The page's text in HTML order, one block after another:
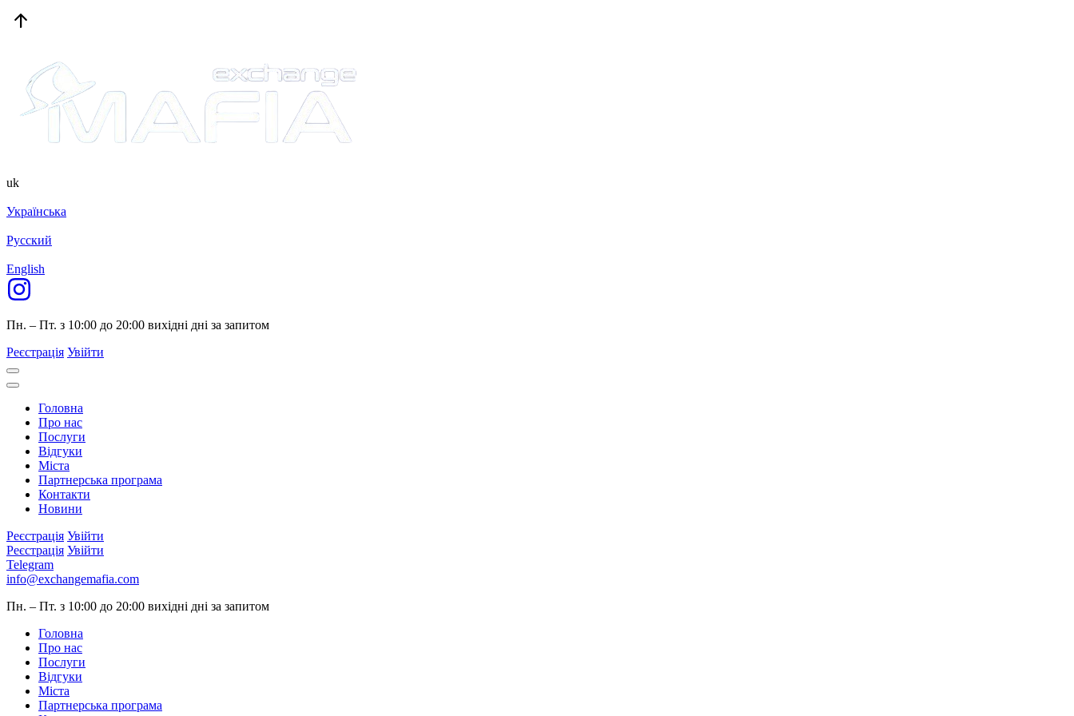
uk
Українська
Русский
English
Пн. – Пт. з 10:00 до 20:00 вихідні дні за запитом
Реєстрація Увійти
Головна
Про нас
Послуги
Відгуки
Міста
Партнерська програма
Контакти
Новини
Реєстрація Увійти
Реєстрація Увійти
Telegram
info@exchangemafia.com
Пн. – Пт. з 10:00 до 20:00 вихідні дні за запитом
Головна
Про нас
Послуги
Відгуки
Міста
Партнерська програма